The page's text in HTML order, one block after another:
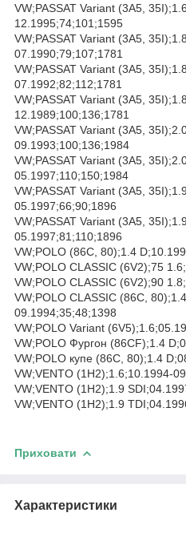
VW;PASSAT Variant (3A5,
12.1995;74;101;1595
VW;PASSAT Variant (3A5,
07.1990;79;107;1781
VW;PASSAT Variant (3A5,
07.1992;82;112;1781
VW;PASSAT Variant (3A5,
12.1989;100;136;1781
VW;PASSAT Variant (3A5,
09.1993;100;136;1984
VW;PASSAT Variant (3A5,
05.1997;110;150;1984
VW;PASSAT Variant (3A5,
05.1997;66;90;1896
VW;PASSAT Variant (3A5,
05.1997;81;110;1896
VW;POLO (86C, 80);1.4
VW;POLO CLASSIC (6V2);75
VW;POLO CLASSIC (6V2);90
VW;POLO CLASSIC (86C,
09.1994;35;48;1398
VW;POLO Variant
VW;POLO Фургон (86CF);1.4
VW;POLO купе (86C, 80);1.4
VW;VENTO (1H2);1.6;10.1994-
VW;VENTO (1H2);1.9
VW;VENTO (1H2);1.9
Приховати
Характеристики